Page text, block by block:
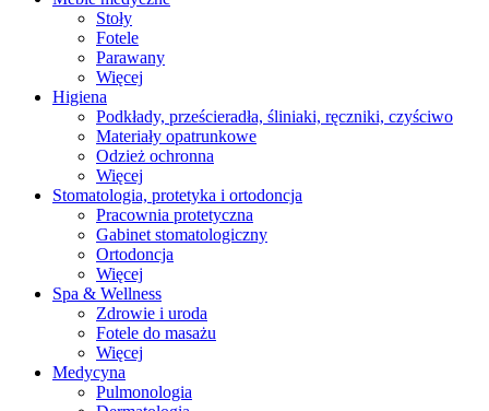
Stoły
Fotele
Parawany
Więcej
Higiena
Podkłady, prześcieradła, śliniaki, ręczniki, czyściwo
Materiały opatrunkowe
Odzież ochronna
Więcej
Stomatologia, protetyka i ortodoncja
Pracownia protetyczna
Gabinet stomatologiczny
Ortodoncja
Więcej
Spa & Wellness
Zdrowie i uroda
Fotele do masażu
Więcej
Medycyna
Pulmonologia